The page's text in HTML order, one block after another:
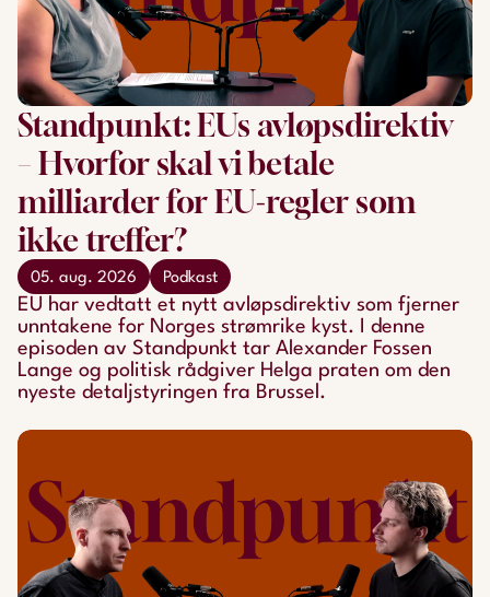
Standpunkt: EUs avløpsdirektiv
– Hvorfor skal vi betale
milliarder for EU-regler som
ikke treffer?
05. aug. 2026 Podkast
EU har vedtatt et nytt avløpsdirektiv som fjerner
unntakene for Norges strømrike kyst. I denne
episoden av Standpunkt tar Alexander Fossen
Lange og politisk rådgiver Helga praten om den
nyeste detaljstyringen fra Brussel.